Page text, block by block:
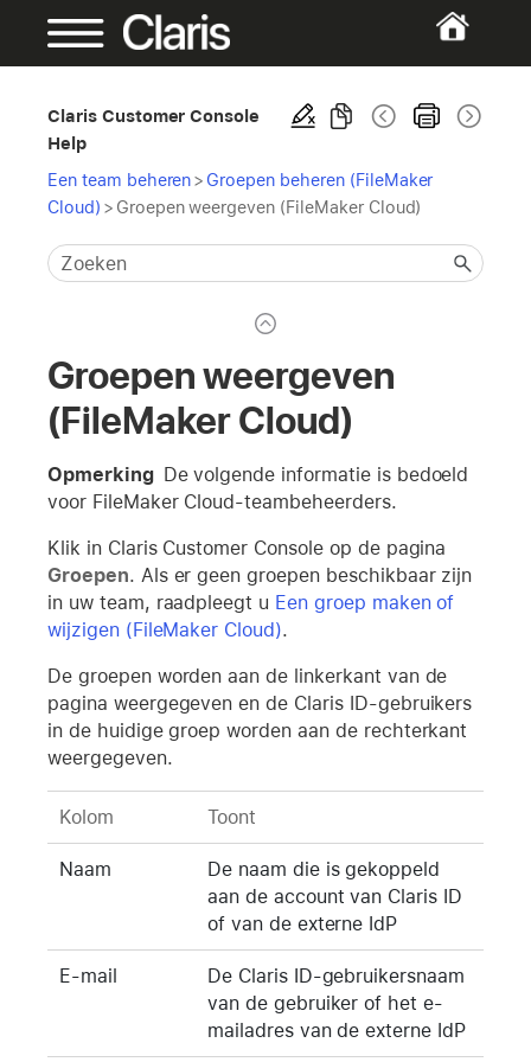
Claris Customer Console
Help
Een team beheren> Groepen beheren (FileMaker
Cloud) > Groepen weergeven (FileMaker Cloud)
Groepen weergeven
(FileMaker Cloud)
Opmerking De volgende informatie is bedoeld
voor FileMaker Cloud-teambeheerders.
Klik in Claris Customer Console op de pagina
Groepen. Als er geen groepen beschikbaar zijn
in uw team, raadpleegt u Een groep maken of
wijzigen (FileMaker Cloud).
De groepen worden aan de linkerkant van de
pagina weergegeven en de Claris ID-gebruikers
in de huidige groep worden aan de rechterkant
weergegeven.
Kolom Toont
Naam
De naam die is gekoppeld
aan de account van Claris ID
of van de externe IdP
E-mail
De Claris ID-gebruikersnaam
van de gebruiker of het e-
mailadres van de externe IdP